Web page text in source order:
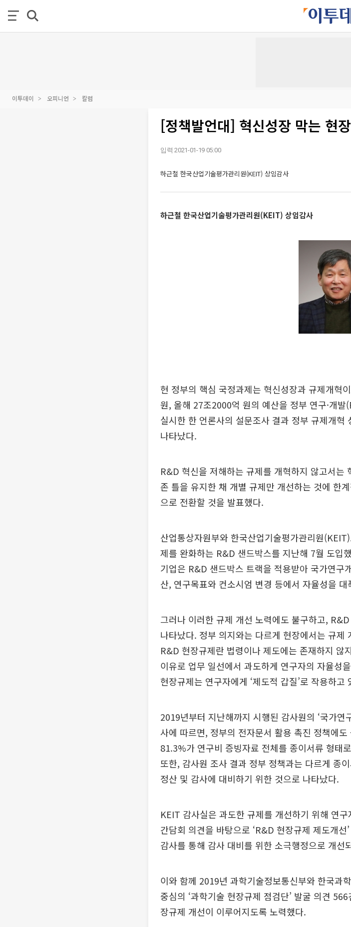
이투데이 오피니언 칼럼
[정책발언대] 혁신성장 막는 현
입력 2021-01-19 05:00
하근철 한국산업기술평가관리원(KEIT) 상임감사
하근철 한국산업기술평가관리원(KEIT) 상임감사
현 정부의 핵심 국정과제는 혁신성장과 규제개혁
원, 올해 27조2000억 원의 예산을 정부 연구·개
실시한 한 언론사의 설문조사 결과 정부 규제개
나타났다.
R&D 혁신을 저해하는 규제를 개혁하지 않고서는
존 틀을 유지한 채 개별 규제만 개선하는 것에 한
으로 전환할 것을 발표했다.
산업통상자원부와 한국산업기술평가관리원
제를 완화하는 R&D 샌드박스를 지난해 7월 도입
기업은 R&D 샌드박스 트랙을 적용받아 국가연구
산, 연구목표와 컨소시엄 변경 등에서 자율성을
그러나 이러한 규제 개선 노력에도 불구하고,
나타났다. 정부 의지와는 다르게 현장에서는 규제
R&D 현장규제란 법령이나 제도에는 존재하지 않
이유로 업무 일선에서 과도하게 연구자의 자율성
현장규제는 연구자에게 ‘제도적 갑질’로 작용하고
2019년부터 지난해까지 시행된 감사원의 ‘국가
사에 따르면, 정부의 전자문서 활용 촉진 정책에
81.3%가 연구비 증빙자료 전체를 종이서류 형태
또한, 감사원 조사 결과 정부 정책과는 다르게 종
정산 및 감사에 대비하기 위한 것으로 나타났다.
KEIT 감사실은 과도한 규제를 개선하기 위해 연
간담회 의견을 바탕으로 ‘R&D 현장규제 제도개
감사를 통해 감사 대비를 위한 소극행정으로 개선
이와 함께 2019년 과학기술정보통신부와 한국과
중심의 ‘과학기술 현장규제 점검단’ 발굴 의견
장규제 개선이 이루어지도록 노력했다.